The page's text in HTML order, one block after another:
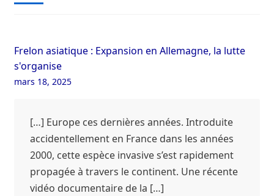
Frelon asiatique : Expansion en Allemagne, la lutte
s'organise
mars 18, 2025
[…] Europe ces dernières années. Introduite
accidentellement en France dans les années
2000, cette espèce invasive s’est rapidement
propagée à travers le continent. Une récente
vidéo documentaire de la […]